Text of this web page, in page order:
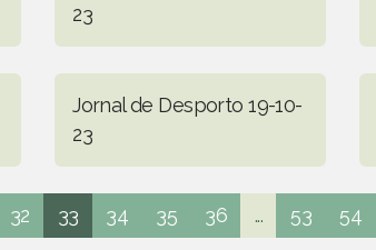
23
Jornal de Desporto 19-10-
23
32 33 34 35 36 ... 53 54